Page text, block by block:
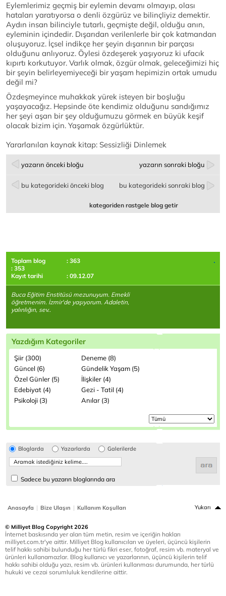
Eylemlerimiz geçmiş bir eylemin devamı olmayıp, olası
hataları yaratıyorsa o denli özgürüz ve bilinçliyiz demektir.
Aydın insan bilinciyle tutarlı, geçmişte değil, olduğu anın,
eyleminin içindedir. Dışarıdan verilenlerle bir çok katmandan
oluşuyoruz. İçsel indikçe her şeyin dışarının bir parçası
olduğunu anlıyoruz. Öylesi özdeşerek yaşıyoruz ki ufacık
kıpırtı korkutuyor. Varlık olmak, özgür olmak, geleceğimizi hiç
bir şeyin belirleyemiyeceği bir yaşam hepimizin ortak umudu
değil mi?
Özdeşmeyince muhakkak yürek isteyen bir boşluğu
yaşayacağız. Hepsinde öte kendimiz olduğunu sandığımız
her şeyi aşan bir şey olduğumuzu görmek en büyük keşif
olacak bizim için. Yaşamak özgürlüktür.
Yararlanılan kaynak kitap: Sessizliği Dinlemek
yazarın önceki bloğu yazarın sonraki bloğu
bu kategorideki önceki blog bu kategorideki sonraki blog
kategoriden rastgele blog getir
Toplam blog
: 363
: 353
Kayıt tarihi
: 09.12.07
Buca Eğitim Enstitüsü mezunuyum. Emekli
öğretmenim. İzmir'de yaşıyorum. Adaletin,
yalınlığın, sev..
Yazdığım Kategoriler
Şiir (300)
Deneme (8)
Güncel (6)
Gündelik Yaşam (5)
Özel Günler (5)
İlişkiler (4)
Edebiyat (4)
Gezi - Tatil (4)
Psikoloji (3)
Anılar (3)
Bloglarda Yazarlarda Galerilerde
Sadece bu yazarın bloglarında ara
Anasayfa | Bize Ulaşın | Kullanım Koşulları Yukarı
© Milliyet Blog Copyright 2026
İnternet baskısında yer alan tüm metin, resim ve içeriğin hakları
milliyet.com.tr'ye aittir. Milliyet Blog kullanıcıları ve üyeleri, üçüncü kişilerin
telif hakkı sahibi bulunduğu her türlü fikri eser, fotoğraf, resim vb. materyal ve
ürünleri kullanamazlar. Blog kullanıcı ve yazarlarının, üçüncü kişilerin telif
hakkı sahibi olduğu yazı, resim vb. ürünleri kullanması durumunda, her türlü
hukuki ve cezai sorumluluk kendilerine aittir.